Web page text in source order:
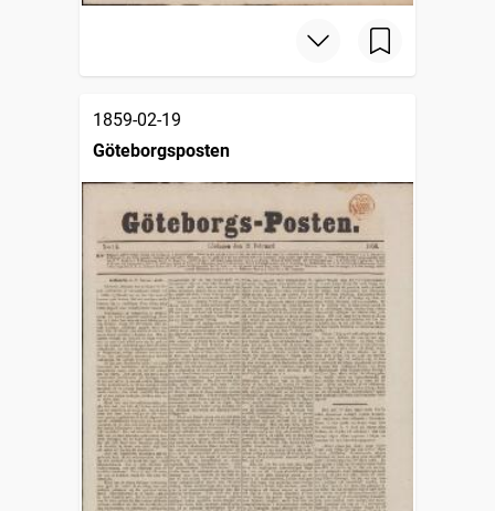
1859-02-19
Göteborgsposten